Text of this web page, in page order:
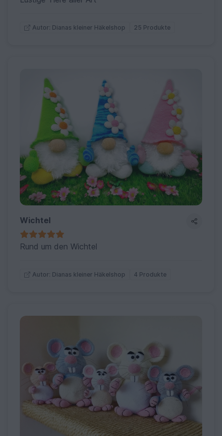
Autor: Dianas kleiner Häkelshop 25 Produkte
Wichtel
Rund um den Wichtel
Autor: Dianas kleiner Häkelshop 4 Produkte